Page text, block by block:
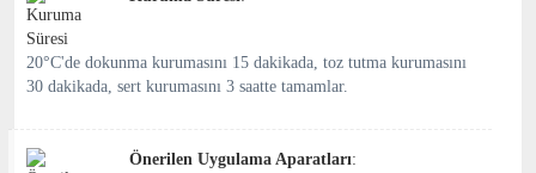
20°C'de dokunma kurumasını 15 dakikada, toz tutma kurumasını
30 dakikada, sert kurumasını 3 saatte tamamlar.
Önerilen Uygulama Aparatları: